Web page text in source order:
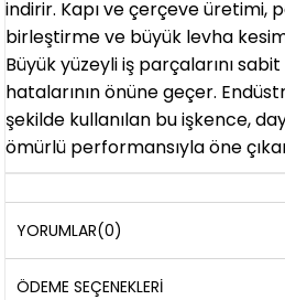
indirir. Kapı ve çerçeve üretimi,
birleştirme ve büyük levha
Büyük yüzeyli iş parçalarını
hatalarının önüne geçer.
şekilde kullanılan bu işkence,
ömürlü performansıyla öne
YORUMLAR(0)
ÖDEME SEÇENEKLERI